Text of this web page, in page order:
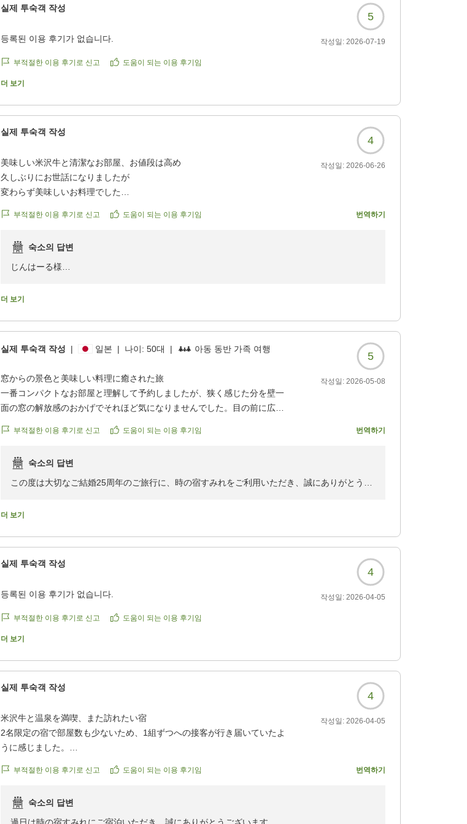
실제 투숙객 작성
5
등록된 이용 후기가 없습니다. 작성일: 2026-07-19
부적절한 이용 후기로 신고 도움이 되는 이용 후기임
더 보기
실제 투숙객 작성
4
美味しい米沢牛と清潔なお部屋、お値段は高め
久しぶりにお世話になりましたが
変わらず美味しいお料理でした
お部屋もお風呂も清潔で言うこと無しのお宿ですね~
なので星-1
クチコミの詳細はこちらから
reviewId=33123477961765
작성일: 2026-06-26
부적절한 이용 후기로 신고 도움이 되는 이용 후기임 번역하기
숙소의 답변
じんはーる様
この度は、久しぶりに時の宿すみれへお帰りいただき、誠にありがとうございました。
また、お部屋やお風呂の清潔さについてもお褒めいただき、ありがとうございます。お二人に
気持ちよくお過ごしいただけるよう、日々の清掃や館内の手入れを大切にしておりますので、
そのように感じていただけて嬉しく思います。
ご宿泊料金につきましても、率直なご感想をお寄せいただきありがとうございます。当館で
時間をご提供できるよう、一組一組のお客様を大切にお迎えしております。価格以上の価値を
感じていただける宿であり続けられるよう、これからも努めてまいります。
たお会いできます日を、心よりお待ちしております。
感謝をこめて
더 보기
실제 투숙객 작성 | 일본 | 나이:50대 | 아동 동반 가족 여행
5
窓からの景色と美味しい料理に癒された旅
一番コンパクトなお部屋と理解して予約しましたが、狭く感じた分を壁一
面の窓の解放感のおかげでそれほど気になりませんでした。目の前に広が
時間でした。お料理もとても美味しく、綺麗な盛り付け1つ1つに感動しま
クチコミの詳細はこちらから
https://review.travel.rakuten.co.jp/hotel/voice/144958?
작성일: 2026-05-08
부적절한 이용 후기로 신고 도움이 되는 이용 후기임 번역하기
숙소의 답변
この度は大切なご結婚25周年のご旅行に、時の宿すみれをご利用いただき、誠にありがとうご
お料理につきましても、一皿一皿を楽しんでいただけたとのこと、大変光栄でございます。
「ずっと行ってみたかった夢が叶った」とのお言葉、そしてその大切な節目のご旅行のお手伝
いができましたことを、心より嬉しく思っております。
ぜひまた季節を変えてお越しくださいませ。
再びお目にかかれます日を、心よりお待ち申し上げております。
感謝をこめて
더 보기
실제 투숙객 작성
4
등록된 이용 후기가 없습니다. 작성일: 2026-04-05
부적절한 이용 후기로 신고 도움이 되는 이용 후기임
더 보기
실제 투숙객 작성
4
米沢牛と温泉を満喫、また訪れたい宿
2名限定の宿で部屋数も少ないため、1組ずつへの接客が行き届いていたよ
うに感じました。
夕食の米沢牛の数々のお料理も色々な部位を楽しめて、美味しくて写真を
朝食もご飯が美味しく、味わって食べられました。
작성일: 2026-04-05
부적절한 이용 후기로 신고 도움이 되는 이용 후기임 번역하기
숙소의 답변